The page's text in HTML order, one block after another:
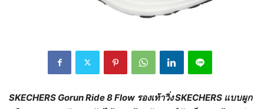
SKECHERS Gorun Ride 8 Flow รองเท้าวิ่ง SKECHERS แบบผูก